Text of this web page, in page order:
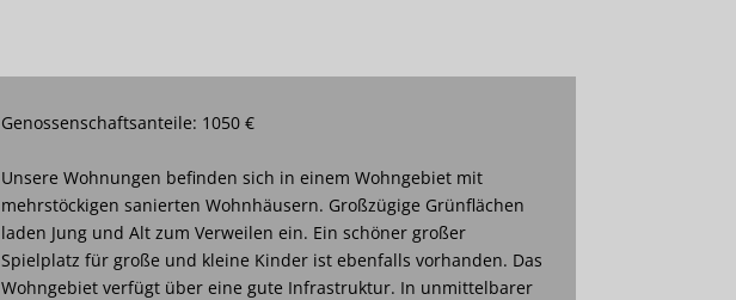
Genossenschaftsanteile: 1050 €
Unsere Wohnungen befinden sich in einem Wohngebiet mit
mehrstöckigen sanierten Wohnhäusern. Großzügige Grünflächen
laden Jung und Alt zum Verweilen ein. Ein schöner großer
Spielplatz für große und kleine Kinder ist ebenfalls vorhanden. Das
Wohngebiet verfügt über eine gute Infrastruktur. In unmittelbarer